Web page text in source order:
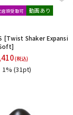
店頭受取可 動画あり
[Twist Shaker Expansi
(税込)
1%(31pt)